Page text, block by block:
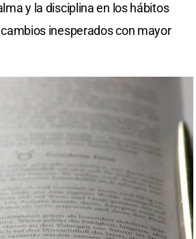
y la disciplina en los hábitos
inesperados con mayor